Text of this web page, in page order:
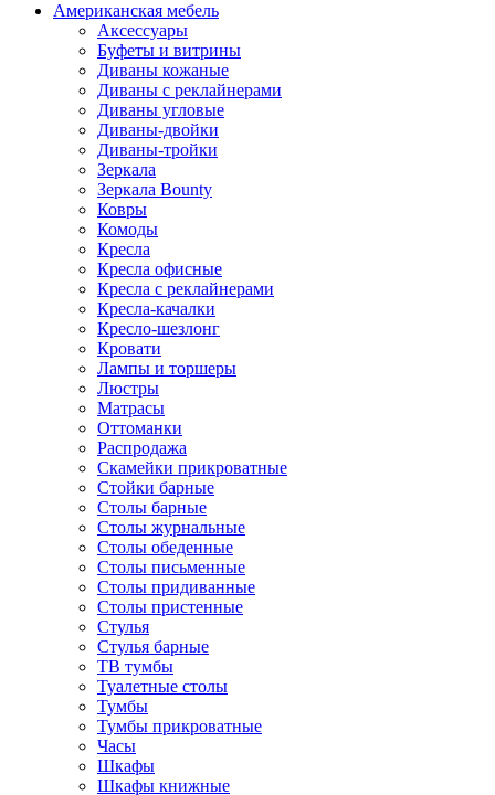
Американская мебель
Аксессуары
Буфеты и витрины
Диваны кожаные
Диваны с реклайнерами
Диваны угловые
Диваны-двойки
Диваны-тройки
Зеркала
Зеркала Bounty
Ковры
Комоды
Кресла
Кресла офисные
Кресла с реклайнерами
Кресла-качалки
Кресло-шезлонг
Кровати
Лампы и торшеры
Люстры
Матрасы
Оттоманки
Распродажа
Скамейки прикроватные
Стойки барные
Столы барные
Столы журнальные
Столы обеденные
Столы письменные
Столы придиванные
Столы пристенные
Стулья
Стулья барные
ТВ тумбы
Туалетные столы
Тумбы
Тумбы прикроватные
Часы
Шкафы
Шкафы книжные